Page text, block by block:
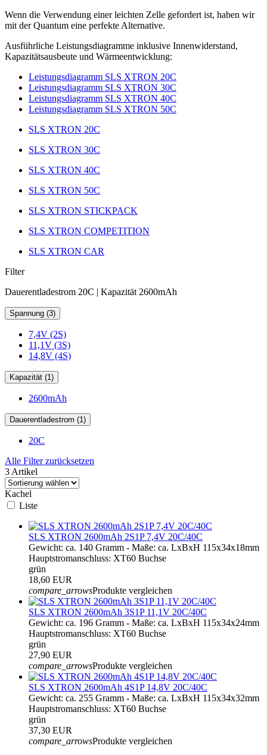
Wenn die Verwendung einer leichten Zelle gefordert ist, haben wir
mit der Quantum eine perfekte Alternative.
Ausführliche Leistungsdiagramme inklusive Innenwiderstand,
Kapazitätsausbeute und Wärmeentwicklung:
Leistungsdiagramm SLS XTRON 20C
Leistungsdiagramm SLS XTRON 30C
Leistungsdiagramm SLS XTRON 40C
Leistungsdiagramm SLS XTRON 50C
SLS XTRON 20C
SLS XTRON 30C
SLS XTRON 40C
SLS XTRON 50C
SLS XTRON STICKPACK
SLS XTRON COMPETITION
SLS XTRON CAR
Filter
Dauerentladestrom 20C | Kapazität 2600mAh
Spannung (3)
7,4V (2S)
11,1V (3S)
14,8V (4S)
Kapazität (1)
2600mAh
Dauerentladestrom (1)
20C
Alle Filter zurücksetzen
3 Artikel
Kachel
Liste
SLS XTRON 2600mAh 2S1P 7,4V 20C/40C
Gewicht: ca. 140 Gramm - Maße: ca. LxBxH 115x34x18mm
Hauptstromanschluss: XT60 Buchse
grün
18,60 EUR
compare_arrowsProdukte vergleichen
SLS XTRON 2600mAh 3S1P 11,1V 20C/40C
Gewicht: ca. 196 Gramm - Maße: ca. LxBxH 115x34x24mm
Hauptstromanschluss: XT60 Buchse
grün
27,90 EUR
compare_arrowsProdukte vergleichen
SLS XTRON 2600mAh 4S1P 14,8V 20C/40C
Gewicht: ca. 255 Gramm - Maße: ca. LxBxH 115x34x32mm
Hauptstromanschluss: XT60 Buchse
grün
37,30 EUR
compare_arrowsProdukte vergleichen